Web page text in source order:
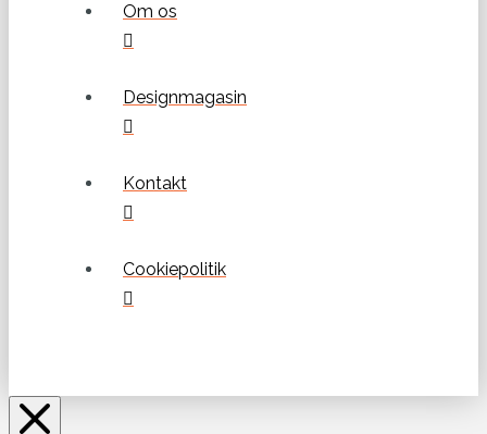
Om os
Designmagasin
Kontakt
Cookiepolitik